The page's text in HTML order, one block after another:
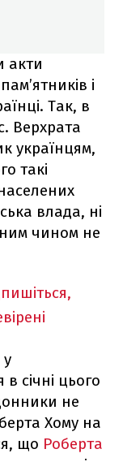
акти
і
Так, в
Верхрата
українцям,
такі
влада, ні
чином не
січні цього
не
Хому на
що Роберта